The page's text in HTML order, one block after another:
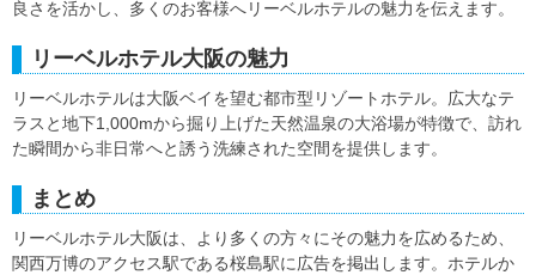
良さを活かし、多くのお客様へリーベルホテルの魅力を伝えます。
リーベルホテル大阪の魅力
リーベルホテルは大阪ベイを望む都市型リゾートホテル。広大なテ
ラスと地下1,000mから掘り上げた天然温泉の大浴場が特徴で、訪れ
た瞬間から非日常へと誘う洗練された空間を提供します。
まとめ
リーベルホテル大阪は、より多くの方々にその魅力を広めるため、
関西万博のアクセス駅である桜島駅に広告を掲出します。ホテルか